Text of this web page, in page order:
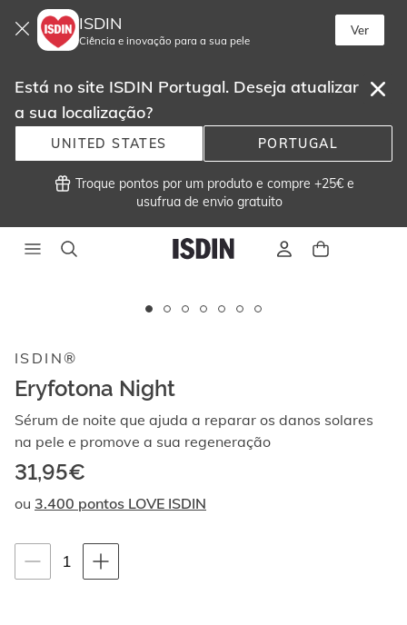
ISDIN
Ciência e inovação para a sua pele
Ver
Está no site ISDIN Portugal. Deseja atualizar
a sua localização?
UNITED STATES PORTUGAL
Troque pontos por um produto e compre +25€ e
usufrua de envio gratuito
imagens
vídeos.
Ao
navegar
para
para
baixo,
ISDIN®
Eryfotona Night
Sérum de noite que ajuda a reparar os danos solares
na pele e promove a sua regeneração
31,95€
ou 3.400 pontos LOVE ISDIN
Instruções de navegação por teclado
1 quantity-
selector.totalUnit